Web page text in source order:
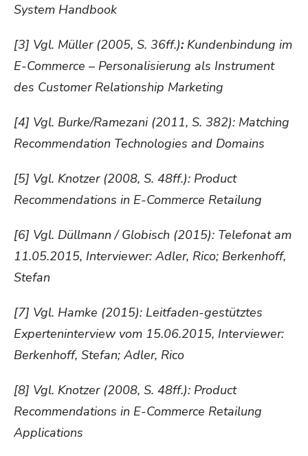
System Handbook
[3] Vgl. Müller (2005, S. 36ff.): Kundenbindung im
E-Commerce – Personalisierung als Instrument
des Customer Relationship Marketing
[4] Vgl. Burke/Ramezani (2011, S. 382): Matching
Recommendation Technologies and Domains
[5] Vgl. Knotzer (2008, S. 48ff.): Product
Recommendations in E-Commerce Retailung
[6] Vgl. Düllmann / Globisch (2015): Telefonat am
11.05.2015, Interviewer: Adler, Rico; Berkenhoff,
Stefan
[7] Vgl. Hamke (2015): Leitfaden-gestütztes
Experteninterview vom 15.06.2015, Interviewer:
Berkenhoff, Stefan; Adler, Rico
[8] Vgl. Knotzer (2008, S. 48ff.): Product
Recommendations in E-Commerce Retailung
Applications